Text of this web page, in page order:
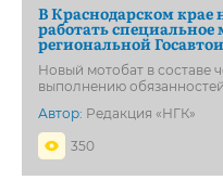
В Краснодарском крае
работать специальное
региональной
Новый мотобат в составе
выполнению обязанностей
Автор: Редакция «НГК»
350